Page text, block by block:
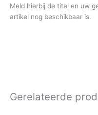
Meld hierbij de titel en uw
artikel nog beschikbaar is.
Gerelateerde